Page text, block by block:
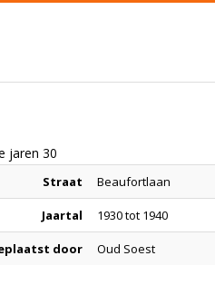
jaren 30
Straat Beaufortlaan
Jaartal 1930 tot 1940
door Oud Soest